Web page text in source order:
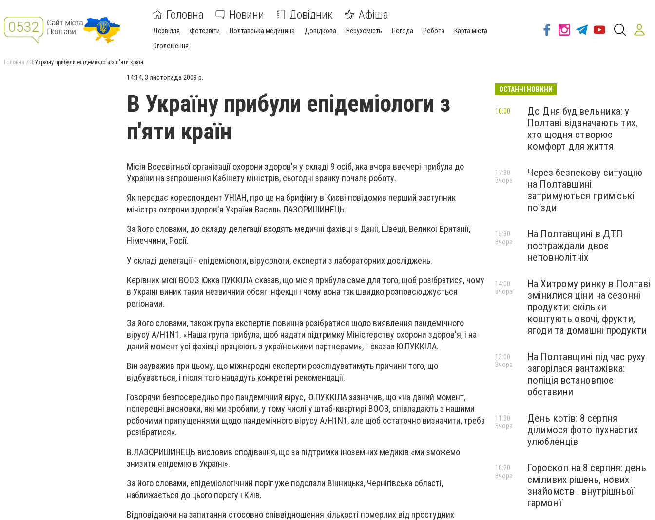
Головна Новини Довідник Афіша
Дозвілля Фотозвіти Полтавська медицина Довідкова Нерухомість Погода Робота
Карта міста
Оголошення
Головна В Україну прибули епідеміологи з п'яти країн
14:14, 3 листопада 2009 р.
В Україну прибули епідеміологи з
п'яти країн
Місія Всесвітньої організації охорони здоров'я у складі 9 осіб, яка вчора ввечері прибула до
України на запрошення Кабінету міністрів, сьогодні зранку почала роботу.
Як передає кореспондент УНІАН, про це на брифінгу в Києві повідомив перший заступник
міністра охорони здоров'я України Василь ЛАЗОРИШИНЕЦЬ.
За його словами, до складу делегації входять медичні фахівці з Данії, Швеції, Великої Британії,
Німеччини, Росії.
У складі делегації - епідеміологи, вірусологи, експерти з лабораторних досліджень.
Керівник місії ВООЗ Юкка ПУККІЛА сказав, що місія прибула саме для того, щоб розібратися, чому
в Україні виник такий незвичний обсяг інфекції і чому вона так швидко розповсюджується
регіонами.
За його словами, також група експертів повинна розібратися щодо виявлення пандемічного
вірусу A/H1N1. «Наша група прибула, щоб надати підтримку Міністерству охорони здоров'я, і на
даний момент усі фахівці працюють з українськими партнерами», - сказав Ю.ПУККІЛА.
Він зауважив при цьому, що міжнародні експерти розслідуватимуть причини того, що
відбувається, і після того нададуть конкретні рекомендації.
Говорячи безпосередньо про пандемічний вірус, Ю.ПУККІЛА зазначив, що «на даний момент,
попередні висновки, які ми зробили, у тому числі у штаб-квартирі ВООЗ, співпадають з нашими
робочими припущеннями щодо пандемічного вірусу A/H1N1, але щоб остаточно визначити, треба
розібратися».
В.ЛАЗОРИШИНЕЦЬ висловив сподівання, що за підтримки іноземних медиків «ми зможемо
знизити епідемію в Україні».
За його словами, епідеміологічний поріг уже подолали Вінницька, Чернігівська області,
наближається до цього порогу і Київ.
Відповідаючи на запитання стосовно співвідношення кількості померлих від простудних
ОСТАННІ НОВИНИ
До Дня будівельника: у
Полтаві відзначають тих,
хто щодня створює
комфорт для життя
10:00
Через безпекову ситуацію
на Полтавщині
затримуються приміські
поїзди
17:30
Вчора
На Полтавщині в ДТП
постраждали двоє
неповнолітніх
15:30
Вчора
На Хитрому ринку в Полтаві
змінилися ціни на сезонні
продукти: скільки
коштують овочі, фрукти,
ягоди та домашні продукти
14:00
Вчора
На Полтавщині під час руху
загорілася вантажівка:
поліція встановлює
обставини
13:00
Вчора
День котів: 8 серпня
ділимося фото пухнастих
улюбленців
11:30
Вчора
Гороскоп на 8 серпня: день
сміливих рішень, нових
знайомств і внутрішньої
гармонії
10:20
Вчора